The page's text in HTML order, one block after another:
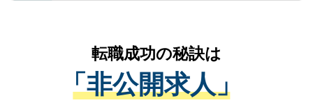
は、個人情報の取り扱いについての厳密な
管理基準を満たした事業者のみに付与され
る、プライバシーマークを取得済みです。
かがいして、現在の医療機関の状況や紹介
経験をまじえながら、適切なアドバイスを
させていただきます。すぐにご転職をされ
ない方には、長期的なサポートが可能です
転職成功の秘訣は
「非公開求人」